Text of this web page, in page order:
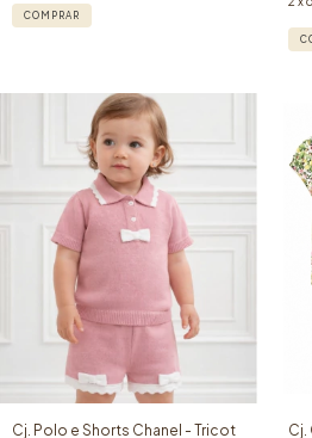
COMPRAR
Cj. Polo e Shorts Chanel - Tricot
Cj.